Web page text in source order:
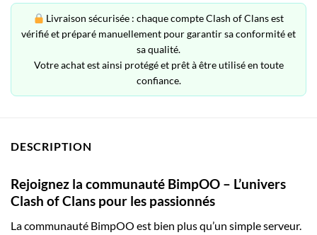
Livraison sécurisée : chaque compte Clash of Clans est
vérifié et préparé manuellement pour garantir sa conformité et
sa qualité.
Votre achat est ainsi protégé et prêt à être utilisé en toute
confiance.
DESCRIPTION
Rejoignez la communauté BimpOO – L’univers
Clash of Clans pour les passionnés
La communauté BimpOO est bien plus qu’un simple serveur.